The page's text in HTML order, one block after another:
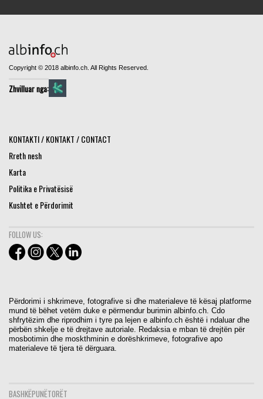
Copyright © 2018 albinfo.ch. All Rights Reserved.
Zhvilluar nga:
KONTAKTI / KONTAKT / CONTACT
Rreth nesh
Karta
Politika e Privatësisë
Kushtet e Përdorimit
FOLLOW US:
Përdorimi i shkrimeve, fotografive si dhe materialeve të kësaj platforme
mund të bëhet vetëm duke e përmendur burimin albinfo.ch. Cdo
shfrytëzim dhe riprodhim i tyre pa lejen e albinfo.ch është i ndaluar dhe
përbën shkelje e të drejtave autoriale. Redaksia e mban të drejtën për
mosbotimin dhe moskthminin e dorëshkrimeve, fotografive apo
materialeve të tjera të dërguara.
BASHKËPUNËTORËT